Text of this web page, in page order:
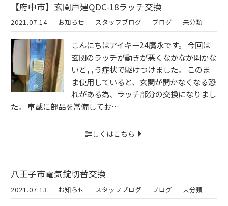
【府中市】玄関戸建QDC-18ラッチ交換
2021.07.14 お知らせ スタッフブログ ブログ 未分類
こんにちはアイキー24廣永です。 今回は
玄関のラッチが動きが悪くなかなか開かな
いと言う症状で駆けつけました。 このま
ま使用していると、玄関が開かなくなる恐
れがある為、ラッチ部分の交換になりまし
た。 車載に部品を常備してお…
詳しくはこちら
八王子市電気錠切替交換
2021.07.13 お知らせ スタッフブログ ブログ 未分類